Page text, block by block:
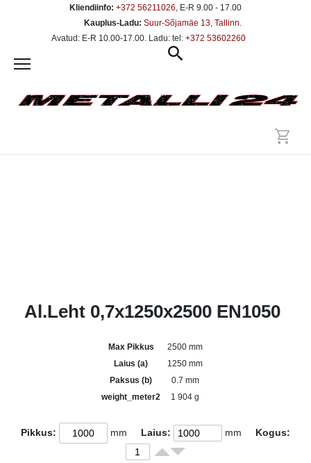
Kliendiinfo: +372 56211026, E-R 9.00 - 17.00
Kauplus-Ladu: Suur-Sõjamäe 13, Tallinn.
Avatud: E-R 10.00-17.00. Ladu: tel: +372 53602260
Al.Leht 0,7x1250x2500 EN1050
Max Pikkus
2500 mm
Laius (a)
1250 mm
Paksus (b)
0.7 mm
weight_meter2
1 904 g
Pikkus: mm Laius: mm Kogus: